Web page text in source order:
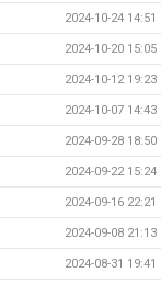
2024-10-24 14:51
2024-10-20 15:05
2024-10-12 19:23
2024-10-07 14:43
2024-09-28 18:50
2024-09-22 15:24
2024-09-16 22:21
2024-09-08 21:13
2024-08-31 19:41